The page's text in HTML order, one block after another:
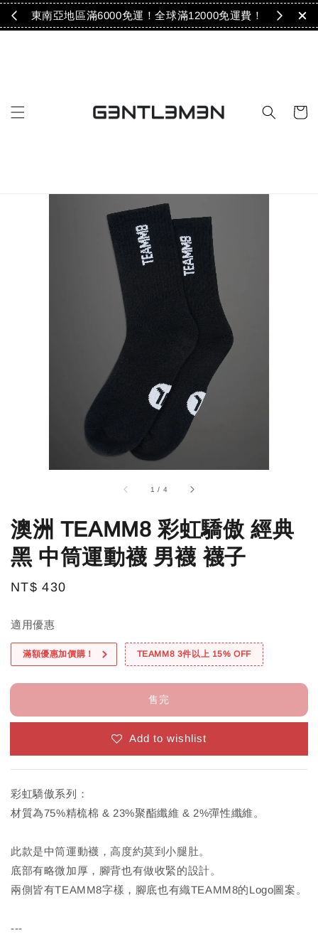
！ 東南亞地區滿6000免運！全球滿12000免運費！
1 / 4
澳洲 TEAMM8 彩虹驕傲 經典
黑 中筒運動襪 男襪 襪子
Regular
NT$ 430
適用優惠
滿額優惠加價購！ TEAMM8 3件以上 15% OFF
售完
Add to wishlist
彩虹驕傲系列：
材質為75%精梳棉 & 23%聚酯纖維 & 2%彈性纖維。
此款是中筒運動襪，高度約莫到小腿肚。
底部有略微加厚，腳背也有做收緊的設計。
兩側皆有TEAMM8字樣，腳底也有織TEAMM8的Logo圖案。
---